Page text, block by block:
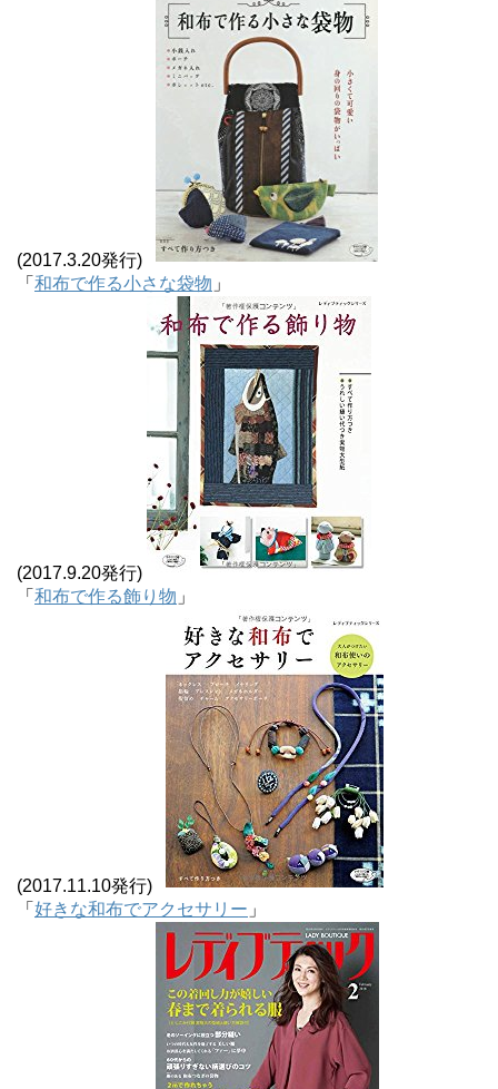
(2017.3.20発行)
「 和布で作る小さな袋物 」
(2017.9.20発行)
「 和布で作る飾り物 」
(2017.11.10発行)
「 好きな和布でアクセサリー 」